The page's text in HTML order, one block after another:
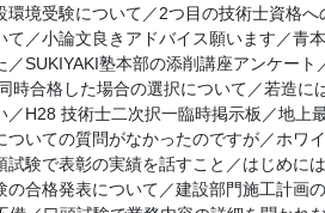
境受験について／2つ目の技術士資格
／小論文良きアドバイス願います／青
SUKIYAKI塾本部の添削講座アンケー
時合格した場合の選択について／若造
H28 技術士二次択一臨時掲示板／地上
いての質問がなかったのですが／ホワ
験で表彰の実績を話すこと／はじめに
合格発表について／建設部門施工計画